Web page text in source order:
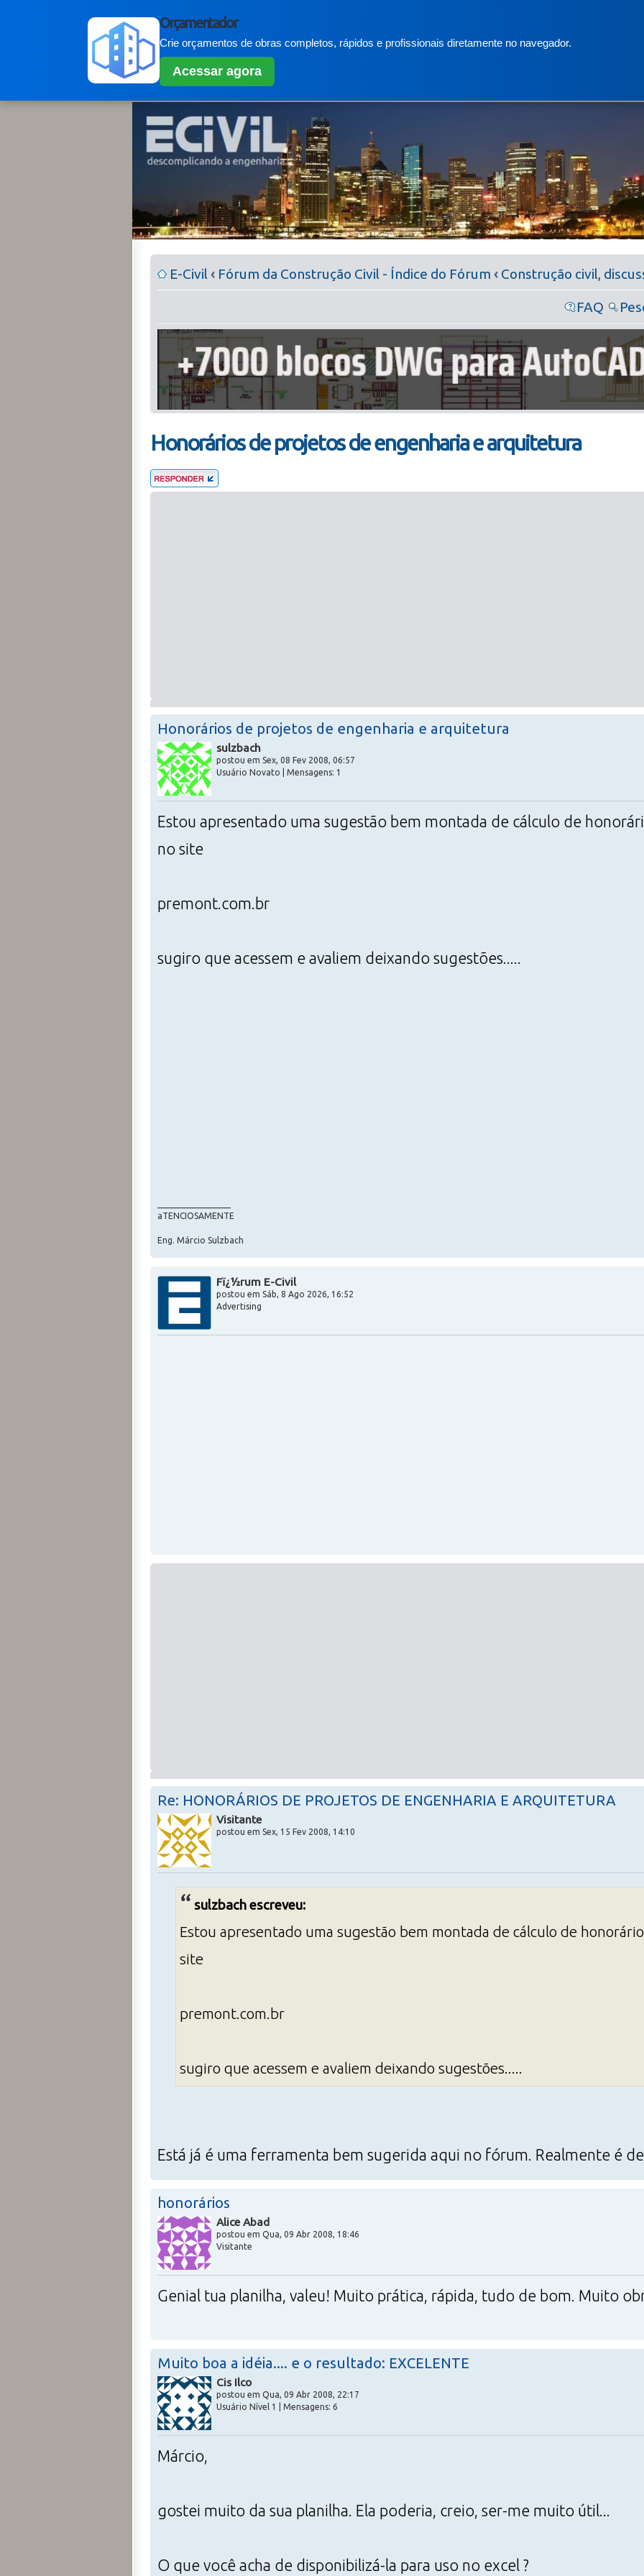
Orçamentador
Crie orçamentos de obras completos, rápidos e profissionais diretamente no navegador.
Acessar agora
E-Civil‹ Fórum da Construção Civil - Índice do Fórum ‹ Construção civil,
FAQ
Honorários de projetos de engenharia e arquitetura
Honorários de projetos de engenharia e arquitetura
sulzbach
postou em Sex, 08 Fev 2008, 06:57
Usuário Novato | Mensagens: 1
Estou apresentado uma sugestão bem montada de cálculo de
no site
premont.com.br
sugiro que acessem e avaliem deixando sugestões.....
aTENCIOSAMENTE
Eng. Márcio Sulzbach
Fï¿½rum E-Civil
postou em Sáb, 8 Ago 2026, 16:52
Advertising
Re: HONORÁRIOS DE PROJETOS DE ENGENHARIA E ARQUITETURA
Visitante
postou em Sex, 15 Fev 2008, 14:10
sulzbach escreveu:
Estou apresentado uma sugestão bem montada de cálculo de
site
premont.com.br
sugiro que acessem e avaliem deixando sugestões.....
Está já é uma ferramenta bem sugerida aqui no fórum. Realmente é
honorários
Alice Abad
postou em Qua, 09 Abr 2008, 18:46
Visitante
Genial tua planilha, valeu! Muito prática, rápida, tudo de bom. Muito
Muito boa a idéia.... e o resultado: EXCELENTE
Cis Ilco
postou em Qua, 09 Abr 2008, 22:17
Usuário Nível 1 | Mensagens: 6
Márcio,
gostei muito da sua planilha. Ela poderia, creio, ser-me muito útil...
O que você acha de disponibilizá-la para uso no excel ?